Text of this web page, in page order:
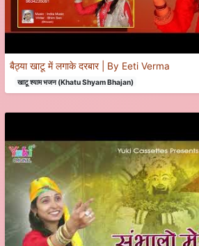
बैठ्या खाटू में लगाके दरबार | By Eeti Verma
खाटू श्याम भजन (Khatu Shyam Bhajan)